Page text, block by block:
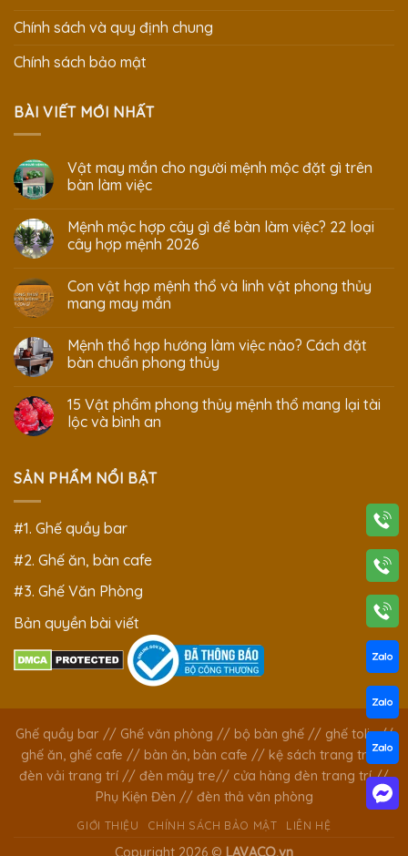
Chính sách và quy định chung
Chính sách bảo mật
BÀI VIẾT MỚI NHẤT
Vật may mắn cho người mệnh mộc đặt gì trên
bàn làm việc
Mệnh mộc hợp cây gì để bàn làm việc? 22 loại
cây hợp mệnh 2026
Con vật hợp mệnh thổ và linh vật phong thủy
mang may mắn
Mệnh thổ hợp hướng làm việc nào? Cách đặt
bàn chuẩn phong thủy
15 Vật phẩm phong thủy mệnh thổ mang lại tài
lộc và bình an
SẢN PHẨM NỔI BẬT
#1. Ghế quầy bar
#2. Ghế ăn, bàn cafe
#3. Ghế Văn Phòng
Bản quyền bài viết
Ghế quầy bar// Ghế văn phòng // bộ bàn ghế// ghế tolix//
ghế ăn, ghế cafe // bàn ăn, bàn cafe // kệ sách trang trí //
đèn vải trang trí // đèn mây tre// cửa hàng đèn trang trí//
Phụ Kiện Đèn // đèn thả văn phòng
GIỚI THIỆU CHÍNH SÁCH BẢO MẬT LIÊN HỆ
Copyright 2026 © LAVACO.vn